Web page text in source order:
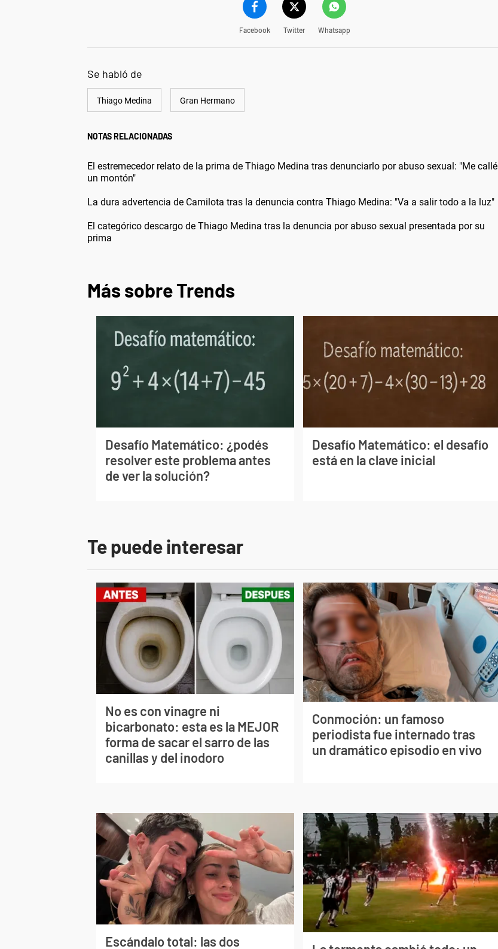
Facebook Twitter Whatsapp
Se habló de
Thiago Medina Gran Hermano
NOTAS RELACIONADAS
El estremecedor relato de la prima de Thiago Medina tras denunciarlo por abuso sexual: "Me callé
un montón"
La dura advertencia de Camilota tras la denuncia contra Thiago Medina: "Va a salir todo a la luz"
El categórico descargo de Thiago Medina tras la denuncia por abuso sexual presentada por su
prima
Más sobre Trends
Desafío Matemático: ¿podés
resolver este problema antes
de ver la solución?
Desafío Matemático: el desafío
está en la clave inicial
Te puede interesar
No es con vinagre ni
bicarbonato: esta es la MEJOR
forma de sacar el sarro de las
canillas y del inodoro
Conmoción: un famoso
periodista fue internado tras
un dramático episodio en vivo
Escándalo total: las dos